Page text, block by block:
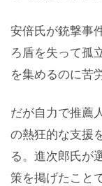
安倍氏が銃撃事
ろ盾を失って孤
を集めるのに苦
だが自力で推薦
の熱狂的な支援
る。進次郎氏が
策を掲げたこと